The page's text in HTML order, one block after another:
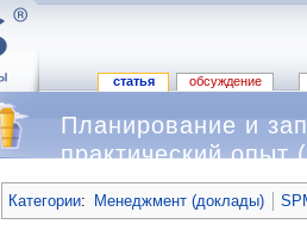
статья обсуждение
Планирование и
практический опыт
Категории: Менеджмент (доклады)